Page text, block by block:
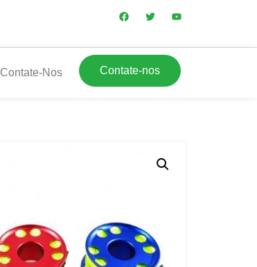
Contate-Nos Contate-nos